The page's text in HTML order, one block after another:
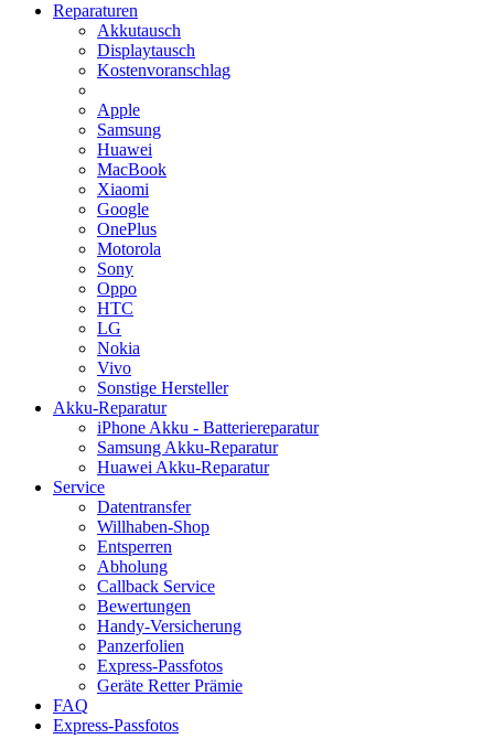
Reparaturen
Akkutausch
Displaytausch
Kostenvoranschlag
Apple
Samsung
Huawei
MacBook
Xiaomi
Google
OnePlus
Motorola
Sony
Oppo
HTC
LG
Nokia
Vivo
Sonstige Hersteller
Akku-Reparatur
iPhone Akku - Batteriereparatur
Samsung Akku-Reparatur
Huawei Akku-Reparatur
Service
Datentransfer
Willhaben-Shop
Entsperren
Abholung
Callback Service
Bewertungen
Handy-Versicherung
Panzerfolien
Express-Passfotos
Geräte Retter Prämie
FAQ
Express-Passfotos